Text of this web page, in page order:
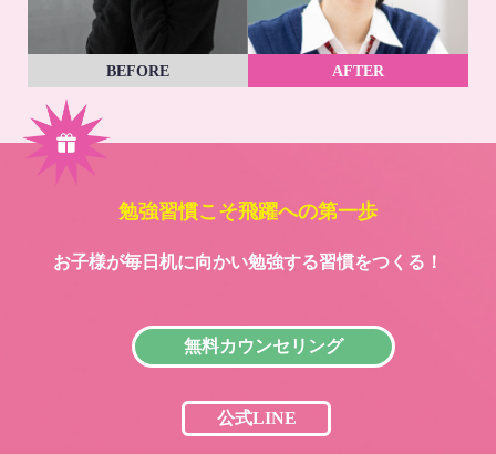
BEFORE AFTER
勉強習慣こそ飛躍への第一歩
お子様が毎日机に向かい勉強する習慣をつくる！
無料カウンセリング
公式LINE